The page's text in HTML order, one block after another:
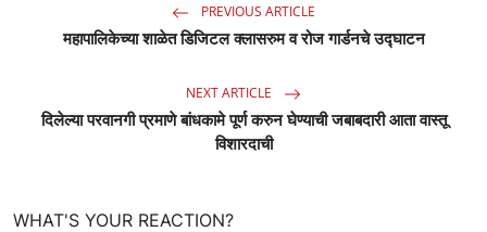
PREVIOUS ARTICLE
महापालिकेच्या शाळेत डिजिटल क्लासरुम व रोज गार्डनचे उद्घाटन
NEXT ARTICLE
दिलेल्या परवानगी प्रमाणे बांधकामे पूर्ण करुन घेण्याची जबाबदारी आता वास्तू
विशारदाची
WHAT'S YOUR REACTION?